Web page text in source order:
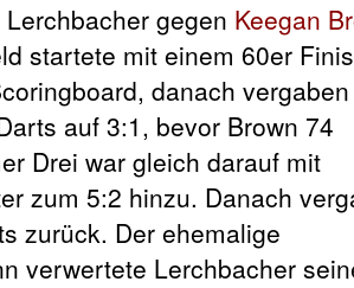
gegen Keegan
startete mit einem 60er
danach vergaben
auf 3:1, bevor Brown 74
Drei war gleich darauf mit
zum 5:2 hinzu. Danach
zurück. Der ehemalige
verwertete Lerchbacher